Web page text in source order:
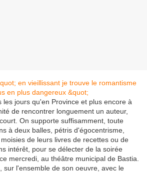
les jours qu'en Province et plus encore à
de rencontrer longuement un auteur,
On supporte suffisamment, toute
à deux balles, pétris d'égocentrisme,
de leurs livres de recettes ou de
intérêt, pour se délecter de la soirée
mercredi, au théâtre municipal de Bastia.
sur l'ensemble de son oeuvre, avec le